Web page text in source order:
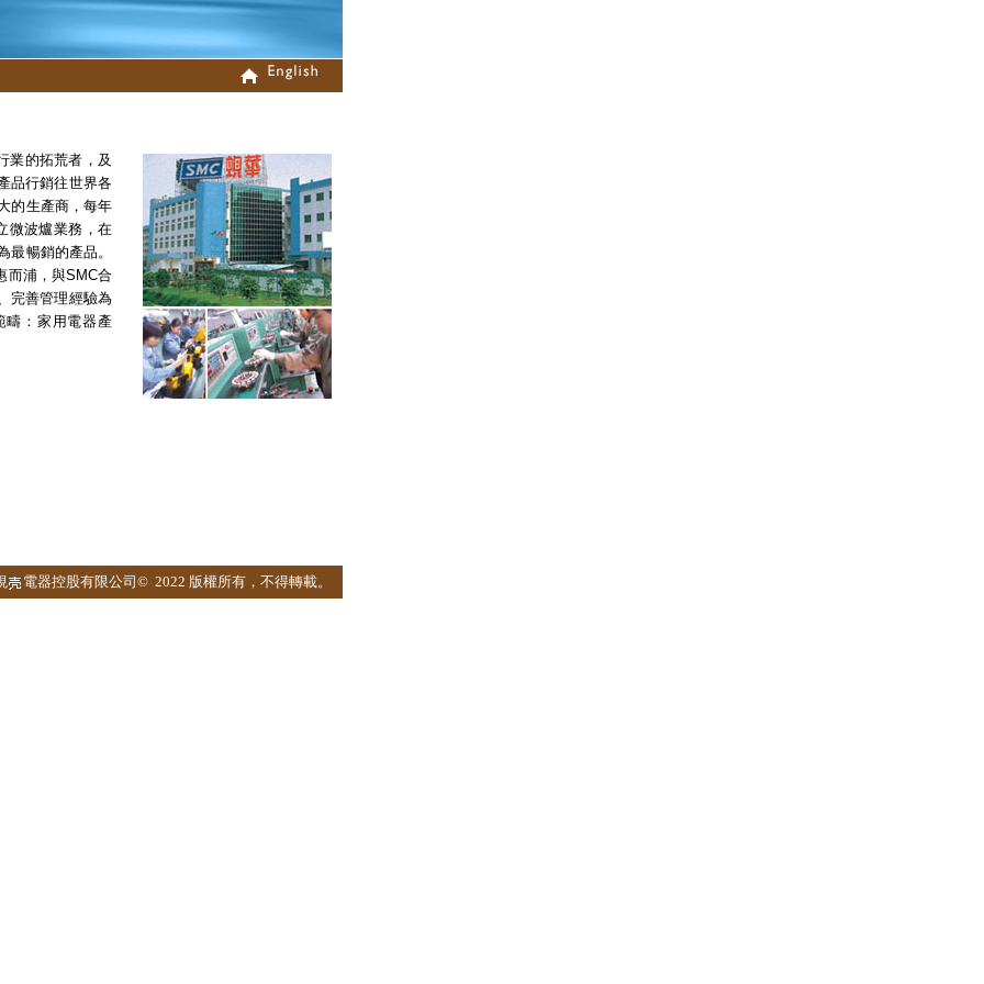
業的拓荒者，及
品行銷往世界各
的生產商，每年
微波爐業務，在
最暢銷的產品。
而浦，與SMC合
完善管理經驗為
疇：家用電器產
電器控股有限公司© 2022 版權所有，不得轉載。